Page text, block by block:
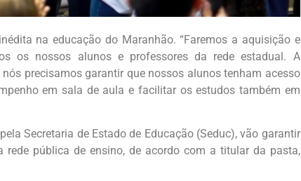
na educação do Maranhão. “Faremos a aquisição e
os nossos alunos e professores da rede estadual. A
precisamos garantir que nossos alunos tenham acesso
em sala de aula e facilitar os estudos também em
Secretaria de Estado de Educação (Seduc), vão garantir
rede pública de ensino, de acordo com a titular da pasta,